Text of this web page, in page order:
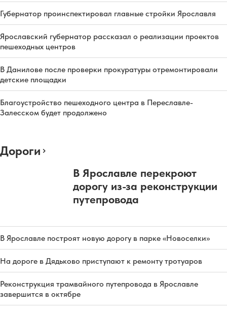
Губернатор проинспектировал главные стройки Ярославля
Ярославский губернатор рассказал о реализации проектов
пешеходных центров
В Данилове после проверки прокуратуры отремонтировали
детские площадки
Благоустройство пешеходного центра в Переславле-
Залесском будет продолжено
Дороги
В Ярославле перекроют
дорогу из-за реконструкции
путепровода
В Ярославле построят новую дорогу в парке «Новоселки»
На дороге в Дядьково приступают к ремонту тротуаров
Реконструкция трамвайного путепровода в Ярославле
завершится в октябре